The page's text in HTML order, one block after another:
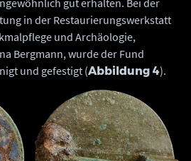
in der Restaurierungswerkstatt
und Archäologie,
Bergmann, wurde der Fund
und gefestigt (Abbildung 4).